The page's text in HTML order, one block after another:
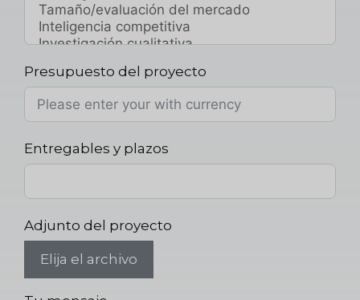
Presupuesto del proyecto
Entregables y plazos
Adjunto del proyecto
Elija el archivo